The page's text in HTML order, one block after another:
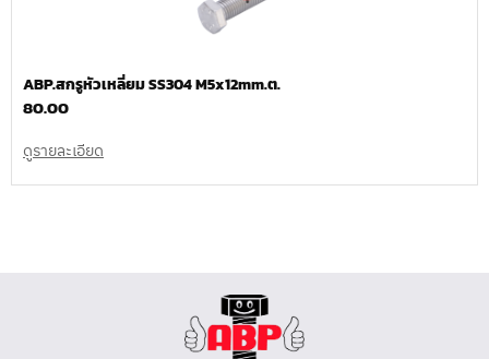
ABP.สกรูหัวเหลี่ยม SS304 M5x12mm.ต.
80.00
ดูรายละเอียด